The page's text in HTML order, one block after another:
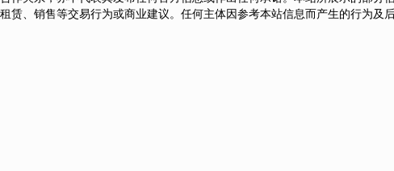
租赁、销售等交易行为或商业建议。任何主体因参考本站信息而产生的行为